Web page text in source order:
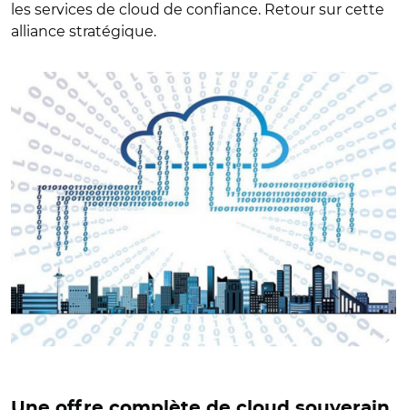
les services de cloud de confiance. Retour sur cette
alliance stratégique.